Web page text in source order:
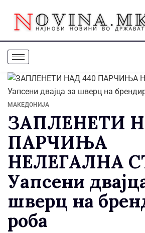
МАКЕДОНИЈА
ЗАПЛЕНЕТИ
ПАРЧИЊА
НЕЛЕГАЛНА
Уапсени
шверц на
роба